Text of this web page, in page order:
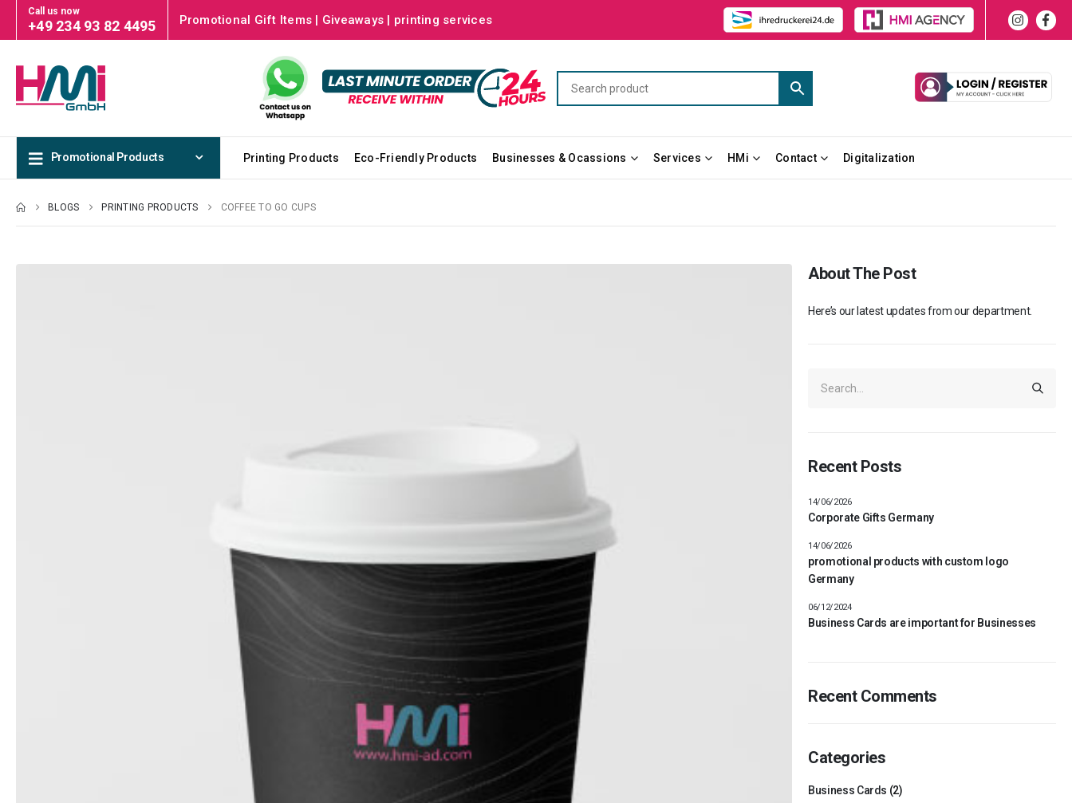
Call us now
+49 234 93 82 4495 Promotional Gift Items | Giveaways | printing services
Promotional Products Printing Products Eco-Friendly Products Businesses & Ocassions Services HMi Contact Digitalization
BLOGS PRINTING PRODUCTS COFFEE TO GO CUPS
About The Post
Here’s our latest updates from our department.
Recent Posts
Corporate Gifts Germany
14/06/2026
promotional products with custom logo
Germany
14/06/2026
Business Cards are important for Businesses
06/12/2024
Recent Comments
Categories
Business Cards (2)